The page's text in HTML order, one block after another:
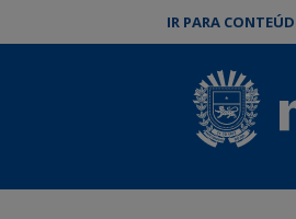
IR PARA